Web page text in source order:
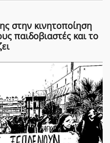
στην κινητοποίηση
παιδοβιαστές και το